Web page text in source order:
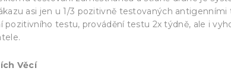
asi jen u 1/3 pozitivně testovaných
pozitivního testu, provádění testu 2x týdně, ale i
Věcí